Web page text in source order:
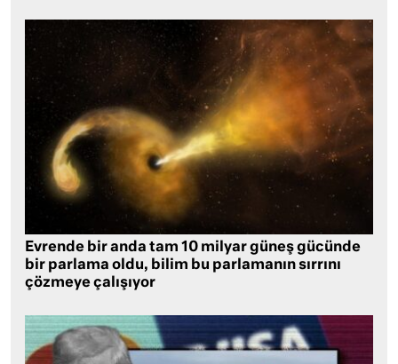
Evrende bir anda tam 10 milyar güneş gücünde
bir parlama oldu, bilim bu parlamanın sırrını
çözmeye çalışıyor